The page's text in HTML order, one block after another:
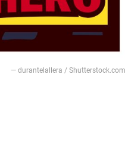
— durantelallera / Shutterstock.com